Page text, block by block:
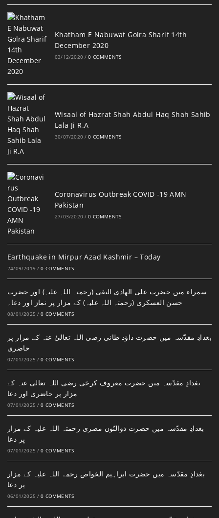
Khatham E Nabuwat Golra Sharif 14th
December 2020
03/12/2020 / 0 COMMENTS
Wisaal of Hazrat Shah Abdul Haq Shah Sahib
Lala Ji R.A
30/07/2020 / 0 COMMENTS
Coronavirus Outbreak COVID -19 AMN
Pakistan
27/03/2020 / 0 COMMENTS
Earthquake in Mirpur Azad Kashmir – Today
24/09/2019 / 0 COMMENTS
سمراء میں حضرت علی الھادی النقی (رحمتہ اللہ علیہ) اور حضرت
حسن العسکری (رحمتہ اللہ علیہ) کے مزار پر نماز اور دعا۔
08/01/2025 / 0 COMMENTS
بغدادِ مقدّسہ میں حضرت داؤد طائی رضی اللہ تعالیٰ عنہ کے مزار پر
حاضری
07/01/2025 / 0 COMMENTS
بغدادِ مقدّسہ میں حضرت معروف کرخی رضی اللہ تعالیٰ عنہ کے
مزار پر حاضری اور دعا
07/01/2025 / 0 COMMENTS
بغدادِ مقدّسہ میں حضرت ذوالنّون مصری رحمتہ اللہ علیہ کے مزار
پر دعا
07/01/2025 / 0 COMMENTS
بغدادِ مقدّسہ میں حضرت ابراہیم الخواص رحمۃ اللہ علیہ کے مزار
پر دعا
06/01/2025 / 0 COMMENTS